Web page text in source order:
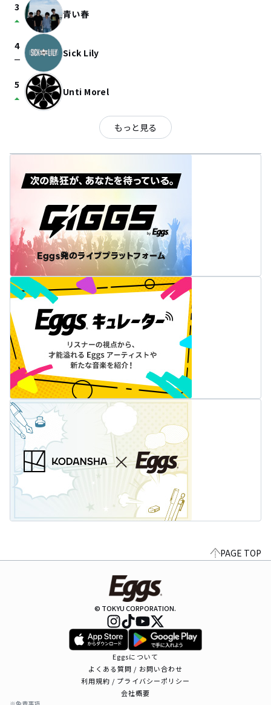
3
arrow_drop_up 青い春
4
check_indeterminate_small Sick Lily
5
arrow_drop_up Unti Morel
もっと見る
PAGE TOP
© TOKYU CORPORATION.
Eggsについて
よくある質問 / お問い合わせ
利用規約 / プライバシーポリシー
会社概要